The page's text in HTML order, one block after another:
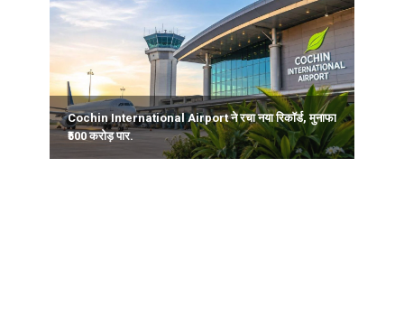
Cochin International Airport ने रचा नया रिकॉर्ड, मुनाफा
₹500 करोड़ पार.